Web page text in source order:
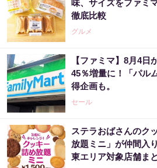
味、サイズをファミ
徹底比較
グルメ
【ファミマ】8月4日
45％増量に！「パル
得企画も。
セール
ステラおばさんのク
放題ミニ」が仲間入
東エリア対象店舗まと